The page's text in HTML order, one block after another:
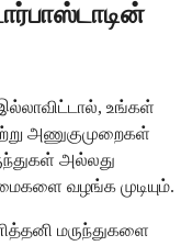
உங்கள்
அணுகுமுறைகள்
அல்லது
வழங்க முடியும்.
மருந்துகளை